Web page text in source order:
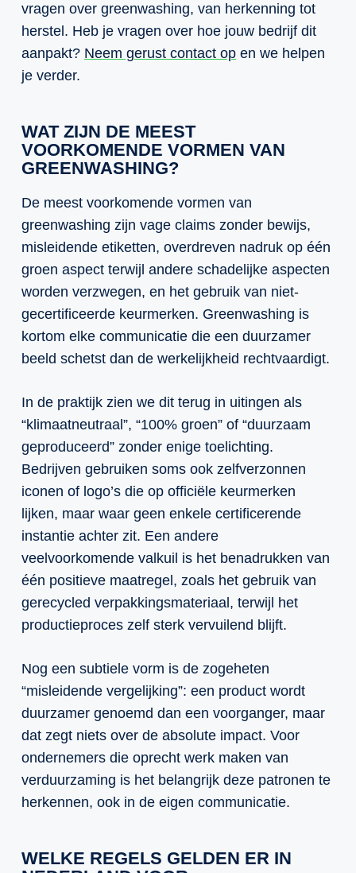
vragen over greenwashing, van herkenning tot
herstel. Heb je vragen over hoe jouw bedrijf dit
aanpakt? Neem gerust contact open we helpen
je verder.
WAT ZIJN DE MEEST
VOORKOMENDE VORMEN VAN
GREENWASHING?
De meest voorkomende vormen van
greenwashing zijn vage claims zonder bewijs,
misleidende etiketten, overdreven nadruk op één
groen aspect terwijl andere schadelijke aspecten
worden verzwegen, en het gebruik van niet-
gecertificeerde keurmerken. Greenwashing is
kortom elke communicatie die een duurzamer
beeld schetst dan de werkelijkheid rechtvaardigt.
In de praktijk zien we dit terug in uitingen als
“klimaatneutraal”, “100% groen” of “duurzaam
geproduceerd” zonder enige toelichting.
Bedrijven gebruiken soms ook zelfverzonnen
iconen of logo’s die op officiële keurmerken
lijken, maar waar geen enkele certificerende
instantie achter zit. Een andere
veelvoorkomende valkuil is het benadrukken van
één positieve maatregel, zoals het gebruik van
gerecycled verpakkingsmateriaal, terwijl het
productieproces zelf sterk vervuilend blijft.
Nog een subtiele vorm is de zogeheten
“misleidende vergelijking”: een product wordt
duurzamer genoemd dan een voorganger, maar
dat zegt niets over de absolute impact. Voor
ondernemers die oprecht werk maken van
verduurzaming is het belangrijk deze patronen te
herkennen, ook in de eigen communicatie.
WELKE REGELS GELDEN ER IN